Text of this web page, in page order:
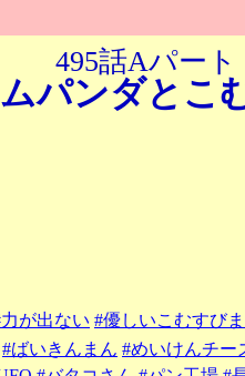
495話Aパート
パンダと こ
が出ない #優しいこむすび
#ばいきんまん #めいけんチー